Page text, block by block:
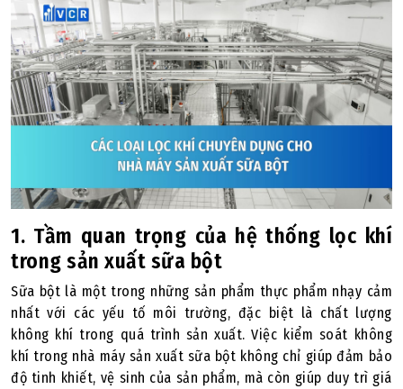
1. Tầm quan trọng của hệ thống lọc khí
trong sản xuất sữa bột
Sữa bột là một trong những sản phẩm thực phẩm nhạy cảm
nhất với các yếu tố môi trường, đặc biệt là chất lượng
không khí trong quá trình sản xuất. Việc kiểm soát không
khí trong nhà máy sản xuất sữa bột không chỉ giúp đảm bảo
độ tinh khiết, vệ sinh của sản phẩm, mà còn giúp duy trì giá